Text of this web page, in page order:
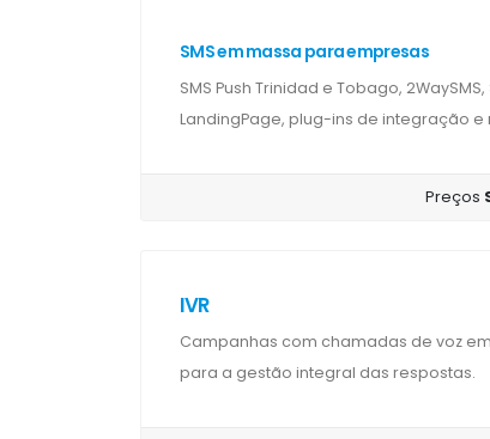
SMS em massa para empresas
SMS Push Trinidad e Tobago,
LandingPage, plug-ins de integração e
Preços
IVR
Campanhas com chamadas de voz
para a gestão integral das respostas.